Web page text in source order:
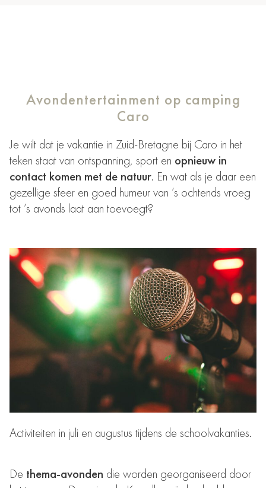
Avondentertainment op camping
Caro
Je wilt dat je vakantie in Zuid-Bretagne bij Caro in het
teken staat van ontspanning, sport en opnieuw in
contact komen met de natuur. En wat als je daar een
gezellige sfeer en goed humeur van ’s ochtends vroeg
tot ’s avonds laat aan toevoegt?
De thema-avonden die worden georganiseerd door
Activiteiten in juli en augustus tijdens de schoolvakanties.